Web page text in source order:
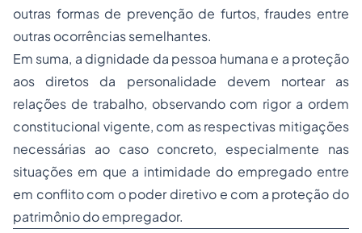
outras formas de prevenção de furtos, fraudes entre
outras ocorrências semelhantes.
Em suma, a dignidade da pessoa humana e a proteção
aos diretos da personalidade devem nortear as
relações de trabalho, observando com rigor a ordem
constitucional vigente, com as respectivas mitigações
necessárias ao caso concreto, especialmente nas
situações em que a intimidade do empregado entre
em conflito com o poder diretivo e com a proteção do
patrimônio do empregador.